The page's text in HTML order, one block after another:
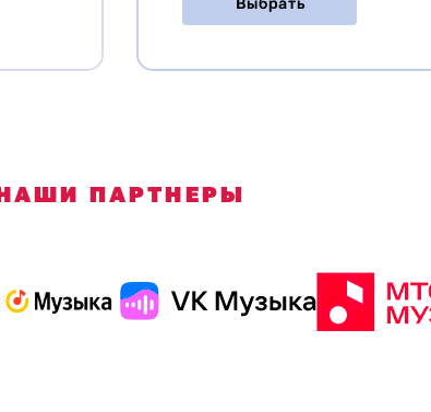
ПАРТНЕРЫ